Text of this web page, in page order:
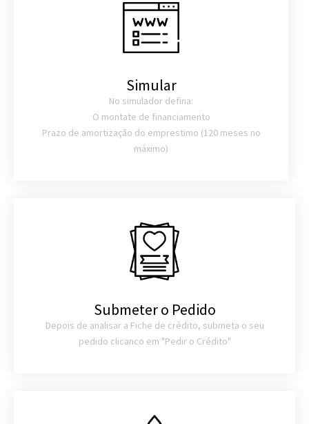
Simular
No simulador defina:
O montate de financiamento
Prazo de amortização do emprestimo (120 meses no
máximo)
Submeter o Pedido
Depois de analisar a Fiche de crédito, submeta o seu
pedido clicanco em "Pedir o Crédito"